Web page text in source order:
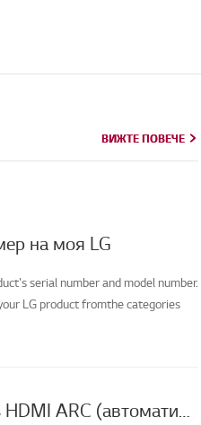
ВИЖТЕ ПОВЕЧЕ
на моя LG
serial number and model number.
LG product fromthe categories
[ВИДЕО] Свързване на саундбар чрез HDMI ARC (автоматично връщане на канал)
ВИЖТЕ ПОВЕЧЕ